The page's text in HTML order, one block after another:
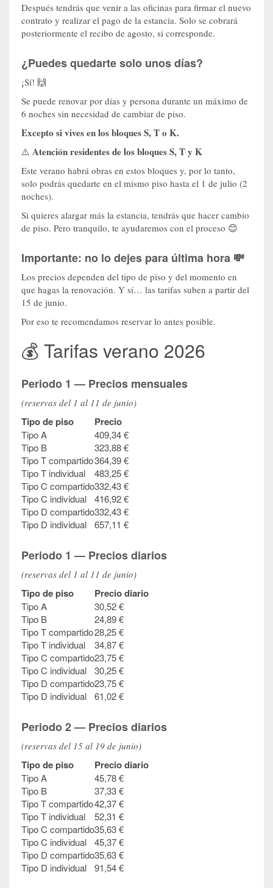
Después tendrás que venir a las oficinas para firmar el nuevo
contrato y realizar el pago de la estancia. Solo se cobrará
posteriormente el recibo de agosto, si corresponde.
¿Puedes quedarte solo unos días?
¡Sí! 🙌
Se puede renovar por días y persona durante un máximo de
6 noches sin necesidad de cambiar de piso.
Excepto si vives en los bloques S, T o K.
⚠️ Atención residentes de los bloques S, T y K
Este verano habrá obras en estos bloques y, por lo tanto,
solo podrás quedarte en el mismo piso hasta el 1 de julio (2
noches).
Si quieres alargar más la estancia, tendrás que hacer cambio
de piso. Pero tranquilo, te ayudaremos con el proceso 😊
Importante: no lo dejes para última hora 💸
Los precios dependen del tipo de piso y del momento en
que hagas la renovación. Y sí… las tarifas suben a partir del
15 de junio.
Por eso te recomendamos reservar lo antes posible.
💰 Tarifas verano 2026
Periodo 1 — Precios mensuales
(reservas del 1 al 11 de junio)
Tipo de piso Precio
Tipo A
409,34 €
Tipo B
323,88 €
Tipo T compartido364,39 €
Tipo T individual
483,25 €
Tipo C compartido332,43 €
Tipo C individual
416,92 €
Tipo D compartido332,43 €
Tipo D individual
657,11 €
Periodo 1 — Precios diarios
(reservas del 1 al 11 de junio)
Tipo de piso Precio diario
Tipo A
30,52 €
Tipo B
24,89 €
Tipo T compartido28,25 €
Tipo T individual
34,87 €
Tipo C compartido23,75 €
Tipo C individual
30,25 €
Tipo D compartido23,75 €
Tipo D individual
61,02 €
Periodo 2 — Precios diarios
(reservas del 15 al 19 de junio)
Tipo de piso Precio diario
Tipo A
45,78 €
Tipo B
37,33 €
Tipo T compartido42,37 €
Tipo T individual
52,31 €
Tipo C compartido35,63 €
Tipo C individual
45,37 €
Tipo D compartido35,63 €
Tipo D individual
91,54 €